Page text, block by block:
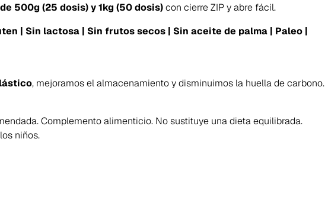
500g (25 dosis) y 1kg (50 dosis)con cierre ZIP y abre fácil.
| Sin lactosa | Sin frutos secos | Sin aceite de palma | Paleo |
, mejoramos el almacenamiento y disminuimos la huella de carbono.
Complemento alimenticio. No sustituye una dieta equilibrada.
niños.